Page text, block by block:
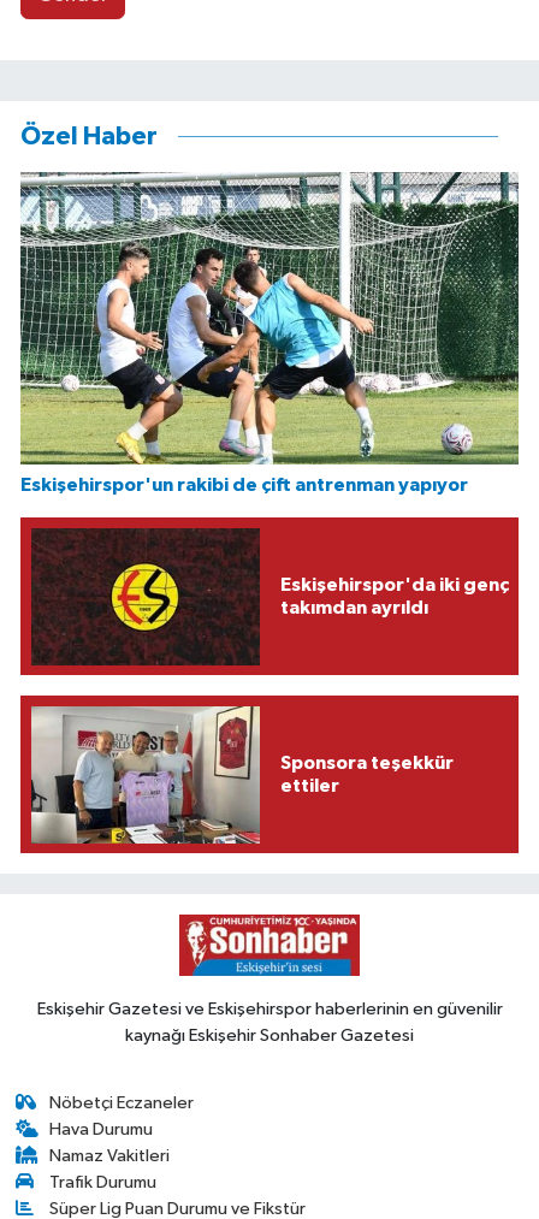
Özel Haber
Eskişehirspor'un rakibi de çift antrenman yapıyor
Eskişehirspor'da iki genç
takımdan ayrıldı
Sponsora teşekkür
ettiler
Eskişehir Gazetesi ve Eskişehirspor haberlerinin en güvenilir
kaynağı Eskişehir Sonhaber Gazetesi
Nöbetçi Eczaneler
Hava Durumu
Namaz Vakitleri
Trafik Durumu
Süper Lig Puan Durumu ve Fikstür